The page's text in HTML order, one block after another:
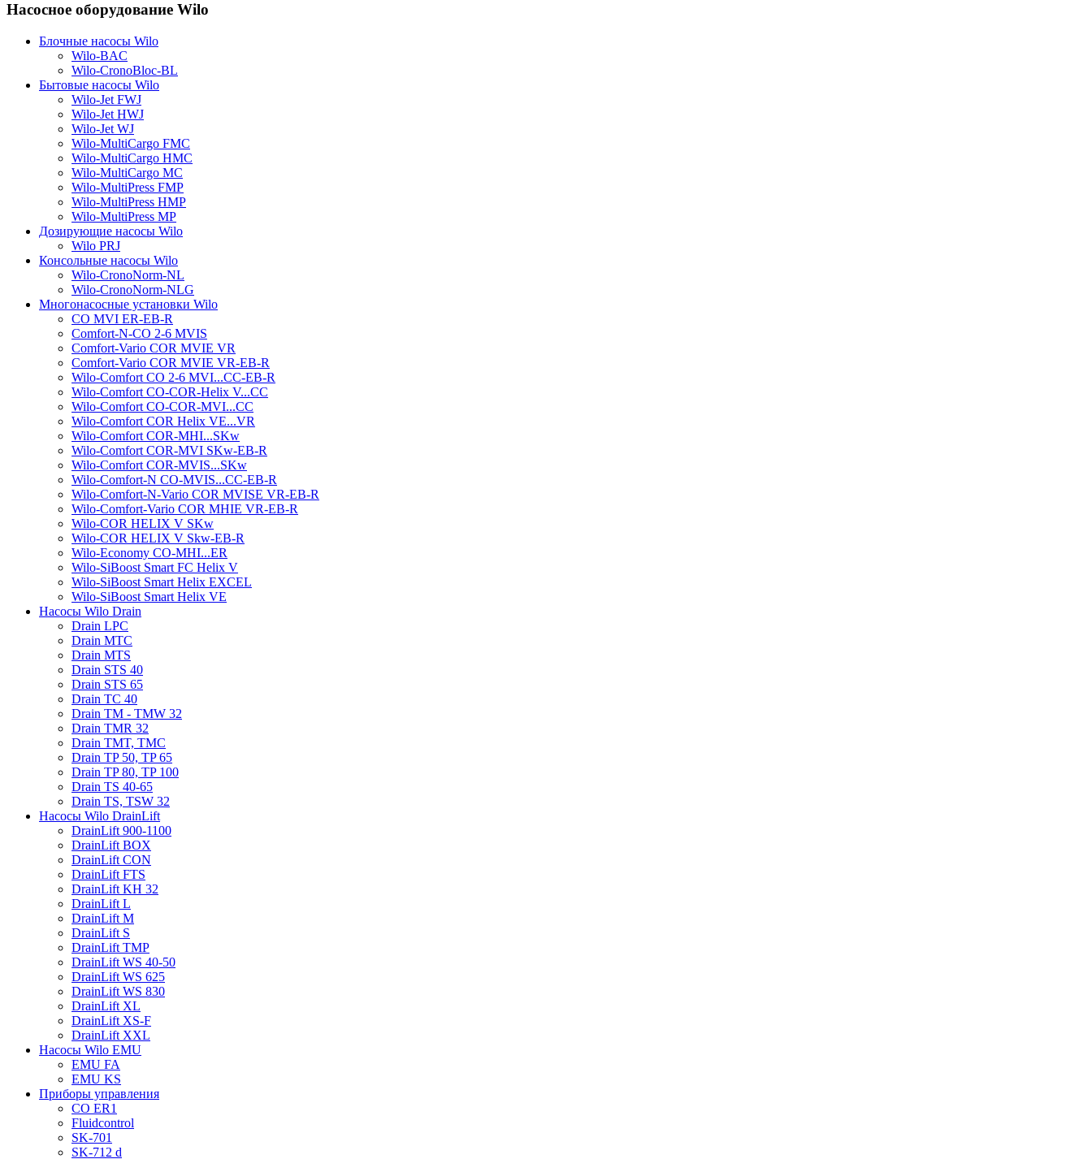
Насосное оборудование Wilo
Блочные насосы Wilo
Wilo-BAC
Wilo-CronoBloc-BL
Бытовые насосы Wilo
Wilo-Jet FWJ
Wilo-Jet HWJ
Wilo-Jet WJ
Wilo-MultiCargo FMC
Wilo-MultiCargo HMC
Wilo-MultiCargo MC
Wilo-MultiPress FMP
Wilo-MultiPress HMP
Wilo-MultiPress MP
Дозирующие насосы Wilo
Wilo PRJ
Консольные насосы Wilo
Wilo-CronoNorm-NL
Wilo-CronoNorm-NLG
Многонасосные установки Wilo
CO MVI ER-EB-R
Comfort-N-CO 2-6 MVIS
Comfort-Vario COR MVIE VR
Comfort-Vario COR MVIE VR-EB-R
Wilo-Comfort CO 2-6 MVI...CC-EB-R
Wilo-Comfort CO-COR-Helix V...CC
Wilo-Comfort CO-COR-MVI...CC
Wilo-Comfort COR Helix VE...VR
Wilo-Comfort COR-MHI...SKw
Wilo-Comfort COR-MVI SKw-EB-R
Wilo-Comfort COR-MVIS...SKw
Wilo-Comfort-N CO-MVIS...CC-EB-R
Wilo-Comfort-N-Vario COR MVISE VR-EB-R
Wilo-Comfort-Vario COR MHIE VR-EB-R
Wilo-COR HELIX V SKw
Wilo-COR HELIX V Skw-EB-R
Wilo-Economy CO-MHI...ER
Wilo-SiBoost Smart FC Helix V
Wilo-SiBoost Smart Helix EXCEL
Wilo-SiBoost Smart Helix VE
Насосы Wilo Drain
Drain LPC
Drain MTC
Drain MTS
Drain STS 40
Drain STS 65
Drain TC 40
Drain TM - TMW 32
Drain TMR 32
Drain TMT, TMC
Drain TP 50, TP 65
Drain TP 80, TP 100
Drain TS 40-65
Drain TS, TSW 32
Насосы Wilo DrainLift
DrainLift 900-1100
DrainLift BOX
DrainLift CON
DrainLift FTS
DrainLift KH 32
DrainLift L
DrainLift M
DrainLift S
DrainLift TMP
DrainLift WS 40-50
DrainLift WS 625
DrainLift WS 830
DrainLift XL
DrainLift XS-F
DrainLift XXL
Насосы Wilo EMU
EMU FA
EMU KS
Приборы управления
CO ER1
Fluidcontrol
SK-701
SK-712 d